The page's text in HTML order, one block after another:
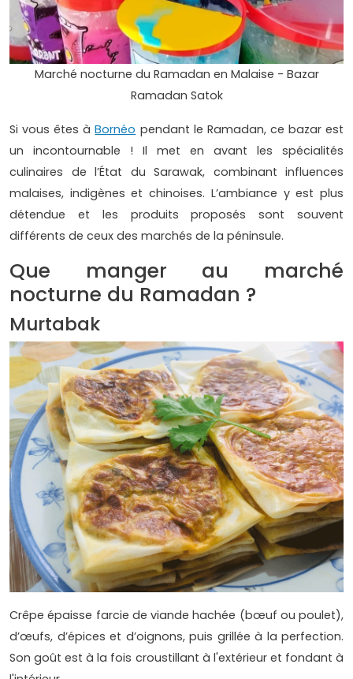
Marché nocturne du Ramadan en Malaise - Bazar
Ramadan Satok
Si vous êtes àBornéo pendant le Ramadan, ce bazar est
un incontournable ! Il met en avant les spécialités
culinaires de l’État du Sarawak, combinant influences
malaises, indigènes et chinoises. L’ambiance y est plus
détendue et les produits proposés sont souvent
différents de ceux des marchés de la péninsule.
Que manger au marché
nocturne du Ramadan ?
Murtabak
Crêpe épaisse farcie de viande hachée (bœuf ou poulet),
d’œufs, d’épices et d’oignons, puis grillée à la perfection.
Son goût est à la fois croustillant à l'extérieur et fondant à